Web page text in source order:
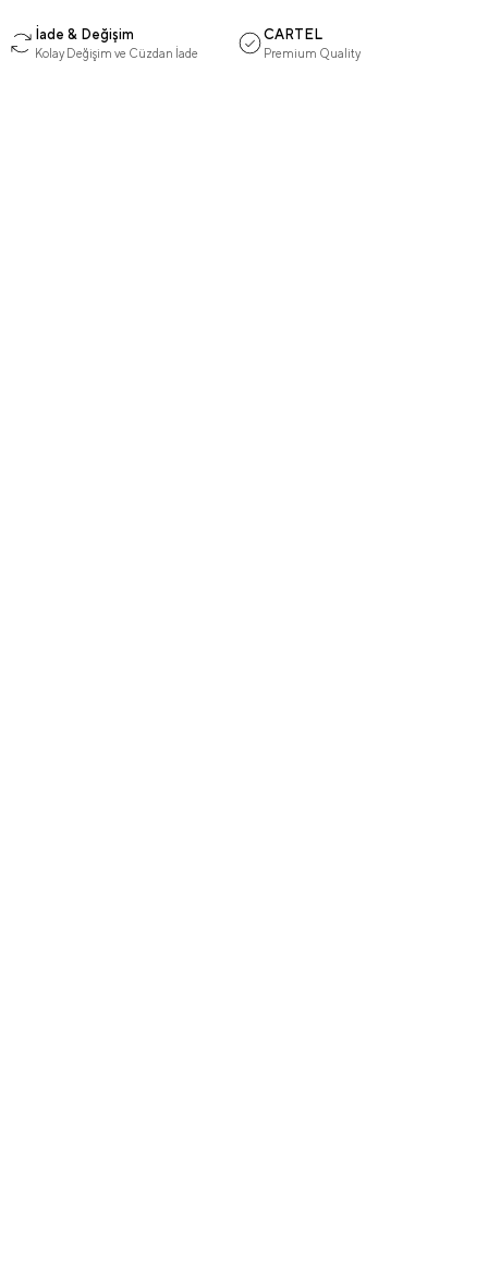
İade & Değişim
Kolay Değişim ve Cüzdan İade
CARTEL
Premium Quality